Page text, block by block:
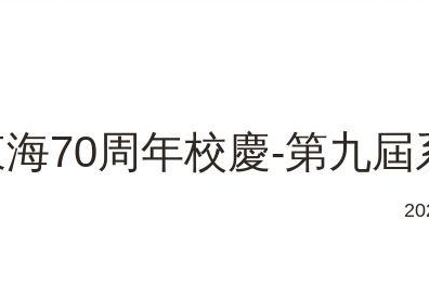
海70周年校慶-第九